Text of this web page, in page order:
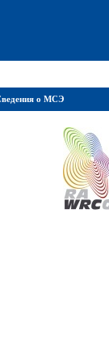
о МСЭ